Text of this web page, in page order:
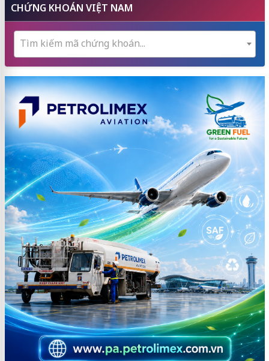
CHỨNG KHOÁN VIỆT NAM
Tìm kiếm mã chứng khoán...